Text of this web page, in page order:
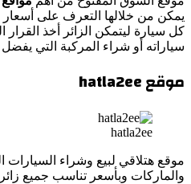
يمكن من خلالها التعرف على أسعار
كل سيارة ليتمكن الزائر أخذ
سياراته أو شراء المركبة التي يفضل
موقع hatla2ee
hatla2ee
موقع هتلاقي لبيع وشراء السيارات
والماركات وبأسعر تناسب جميع